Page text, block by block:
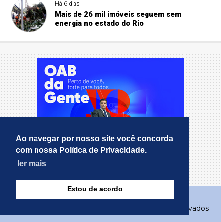
Ao navegar por nosso site você concorda
com nossa Política de Privacidade.
ler mais
Estou de acordo
Há 6 dias
Mais de 26 mil imóveis seguem sem
energia no estado do Rio
© Copyright 2026 - RealMT - Todos os direitos reservados